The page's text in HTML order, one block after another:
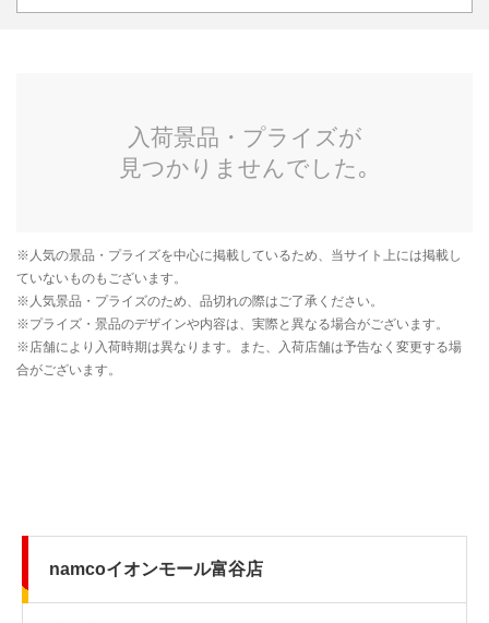
namcoイオンモール富谷店